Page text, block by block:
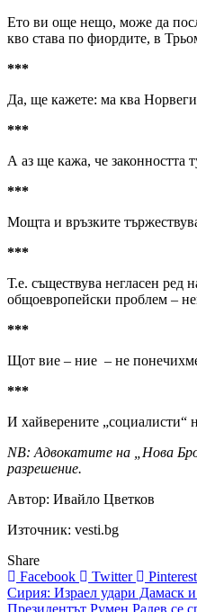
Ето ви още нещо, може да
кво става по фиордите, в
***
Да, ще кажете: ма ква
***
А аз ще кажа, че законността
***
Мощта и връзките
***
Т.е. съществува негласен ред
общоевропейски проблем –
***
Щот вие – ние – не
***
И хайверените „социалисти“
NB: Адвокатите на „Нова
разрешение.
Автор: Ивайло Цветков
Източник: vesti.bg
Share
Facebook
Twitter Pinterest
Навигация
Сирия: Израел удари Дамаск
Президентът Румен Радев се